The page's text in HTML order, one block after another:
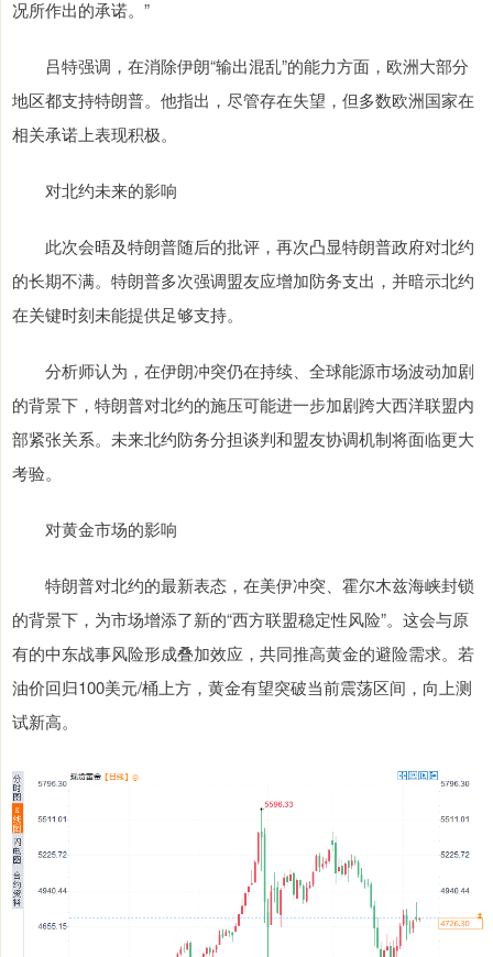
况所作出的承诺。”
吕特强调，在消除伊朗“输出混乱”的能力方面，欧洲大部分
地区都支持特朗普。他指出，尽管存在失望，但多数欧洲国家在
相关承诺上表现积极。
对北约未来的影响
此次会晤及特朗普随后的批评，再次凸显特朗普政府对北约
的长期不满。特朗普多次强调盟友应增加防务支出，并暗示北约
在关键时刻未能提供足够支持。
分析师认为，在伊朗冲突仍在持续、全球能源市场波动加剧
的背景下，特朗普对北约的施压可能进一步加剧跨大西洋联盟内
部紧张关系。未来北约防务分担谈判和盟友协调机制将面临更大
考验。
对黄金市场的影响
特朗普对北约的最新表态，在美伊冲突、霍尔木兹海峡封锁
的背景下，为市场增添了新的“西方联盟稳定性风险”。这会与原
有的中东战事风险形成叠加效应，共同推高黄金的避险需求。若
油价回归100美元/桶上方，黄金有望突破当前震荡区间，向上测
试新高。